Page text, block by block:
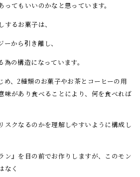
てもいいのかなと思っています。
るお菓子は、
から引き離し、
の構造になっています。
め、2種類のお菓子やお茶とコーヒーの用
味があり食べることにより、何を食べれば
スクなるのかを理解しやすいように構成し
ン』を目の前でお作りしますが、このモン
なく